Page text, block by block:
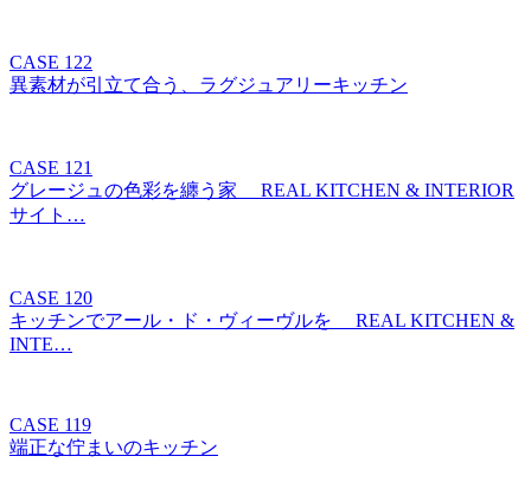
CASE 122
異素材が引立て合う、ラグジュアリーキッチン
CASE 121
グレージュの色彩を纏う家 REAL KITCHEN & INTERIOR
サイト…
CASE 120
キッチンでアール・ド・ヴィーヴルを REAL KITCHEN &
INTE…
CASE 119
端正な佇まいのキッチン